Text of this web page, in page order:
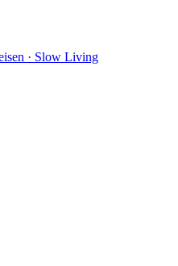
· Slow Living